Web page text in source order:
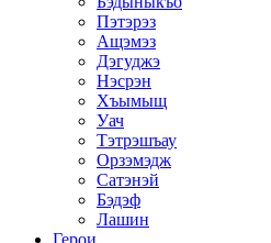
Пэтэрэз
Ащэмэз
Дэгуджэ
Нэсрэн
Хъымыщ
Уач
Тэтрэшъау
Орзэмэдж
Сатэнэй
Бэдэф
Лашин
Герои